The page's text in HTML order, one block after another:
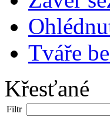
Tváře
Křesťané
Filtr